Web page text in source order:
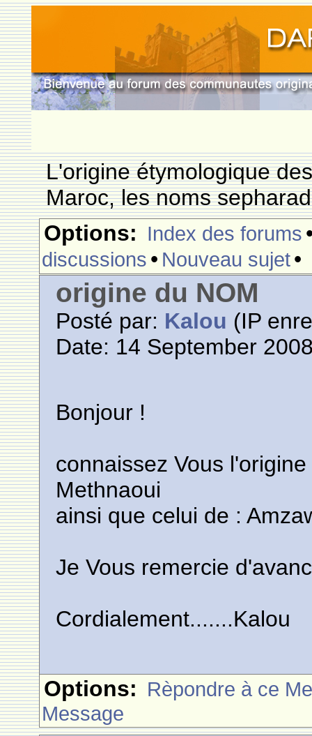
L'origine étymologique
Maroc, les noms
Options: Index des forums
discussions • Nouveau sujet•
origine du NOM
Posté par: Kalou (IP
Date: 14 September
Bonjour !
connaissez Vous
Methnaoui
ainsi que celui de :
Je Vous remercie
Cordialement.......Kalou
Options: Rèpondre à ce
Message